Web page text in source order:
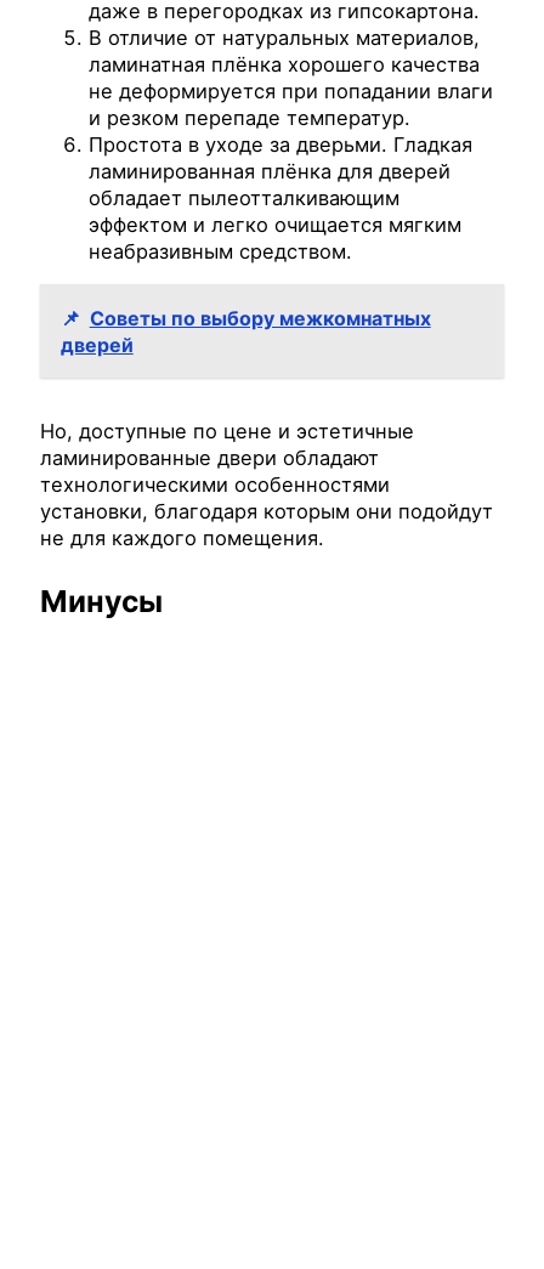
даже в перегородках из гипсокартона.
В отличие от натуральных материалов,
ламинатная плёнка хорошего качества
не деформируется при попадании влаги
и резком перепаде температур.
Простота в уходе за дверьми. Гладкая
ламинированная плёнка для дверей
обладает пылеотталкивающим
эффектом и легко очищается мягким
неабразивным средством.
📌 Советы по выбору межкомнатных
дверей
Но, доступные по цене и эстетичные
ламинированные двери обладают
технологическими особенностями
установки, благодаря которым они подойдут
не для каждого помещения.
Минусы